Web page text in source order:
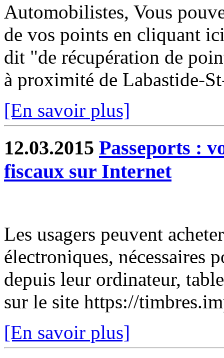
Automobilistes, Vous
de vos points en cliquant
dit "de récupération de
à proximité de Labastide-
[En savoir plus]
12.03.2015 Passeports :
fiscaux sur Internet
Les usagers peuvent
électroniques, nécessaires
depuis leur ordinateur,
sur le site https://
[En savoir plus]